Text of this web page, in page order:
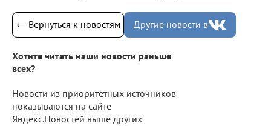
← Вернуться к новостям Другие новости в
Хотите читать наши новости раньше
всех?
Новости из приоритетных источников
показываются на сайте
Яндекс.Новостей выше других